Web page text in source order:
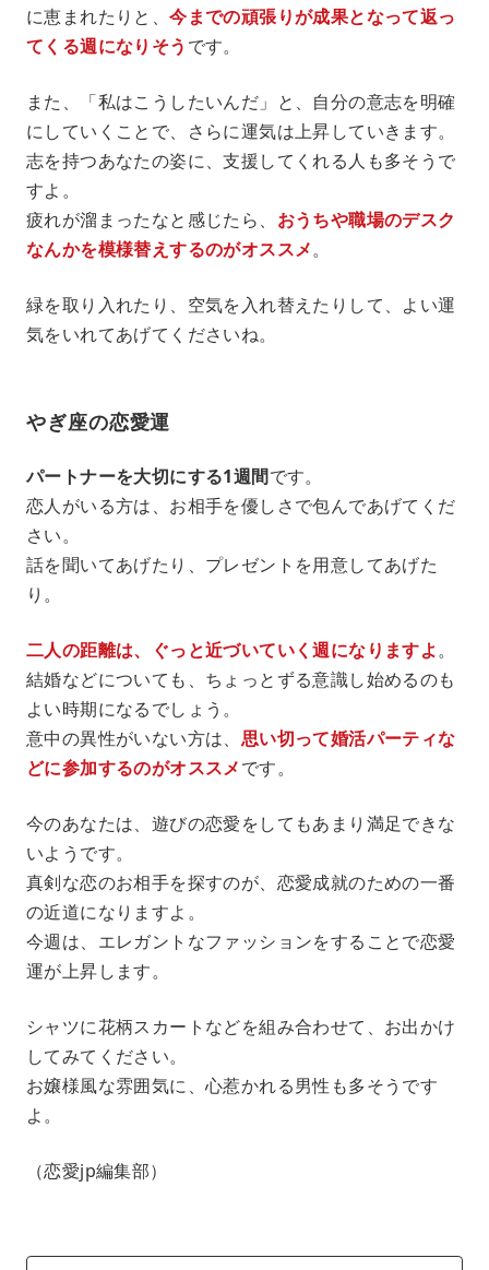
に恵まれたりと、今までの頑張りが成果となって返っ
てくる週になりそう です。
また、「私はこうしたいんだ」と、自分の意志を明確
にしていくことで、さらに運気は上昇していきます。
志を持つあなたの姿に、支援してくれる人も多そうで
すよ。
疲れが溜まったなと感じたら、 おうちや職場のデスク
なんかを模様替えするのがオススメ。
緑を取り入れたり、空気を入れ替えたりして、よい運
気をいれてあげてくださいね。
やぎ座の恋愛運
パートナーを大切にする1週間です。
恋人がいる方は、お相手を優しさで包んであげてくだ
さい。
話を聞いてあげたり、プレゼントを用意してあげた
り。
二人の距離は、ぐっと近づいていく週になりますよ。
結婚などについても、ちょっとずる意識し始めるのも
よい時期になるでしょう。
意中の異性がいない方は、 思い切って婚活パーティな
どに参加するのがオススメです。
今のあなたは、遊びの恋愛をしてもあまり満足できな
いようです。
真剣な恋のお相手を探すのが、恋愛成就のための一番
の近道になりますよ。
今週は、エレガントなファッションをすることで恋愛
運が上昇します。
シャツに花柄スカートなどを組み合わせて、お出かけ
してみてください。
お嬢様風な雰囲気に、心惹かれる男性も多そうです
よ。
（恋愛jp編集部）